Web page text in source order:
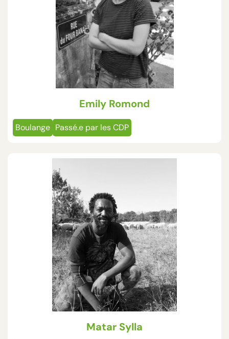
Emily Romond
Boulange Passé.e par les CDP
Matar Sylla